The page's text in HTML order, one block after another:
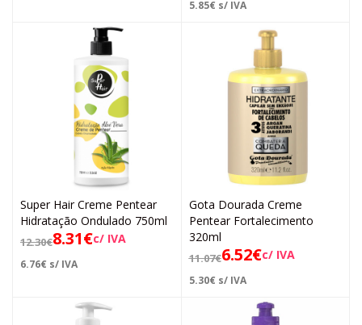
5.85€ s/ IVA
Super Hair Creme Pentear
Hidratação Ondulado 750ml
12.30€8.31€c/ IVA
6.76€ s/ IVA
Gota Dourada Creme
Pentear Fortalecimento
320ml
11.07€6.52€c/ IVA
5.30€ s/ IVA